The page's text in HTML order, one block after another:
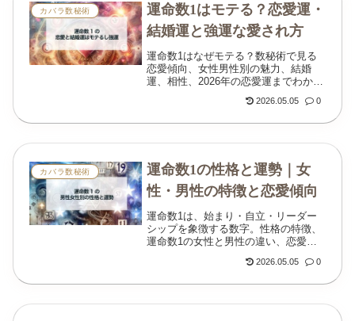
カバラ数秘術
運命数1はモテる？恋愛運・
結婚運と強運な愛され方
運命数1はなぜモテる？数秘術で見る
恋愛傾向、女性男性別の魅力、結婚
運、相性、2026年の恋愛運までわかり
2026.05.05 0
カバラ数秘術
運命数1の性格と運勢｜女
性・男性の特徴と恋愛傾向
運命数1は、始まり・自立・リーダー
シップを象徴する数字。性格の特徴、
運命数1の女性と男性の違い、恋愛・
2026.05.05 0